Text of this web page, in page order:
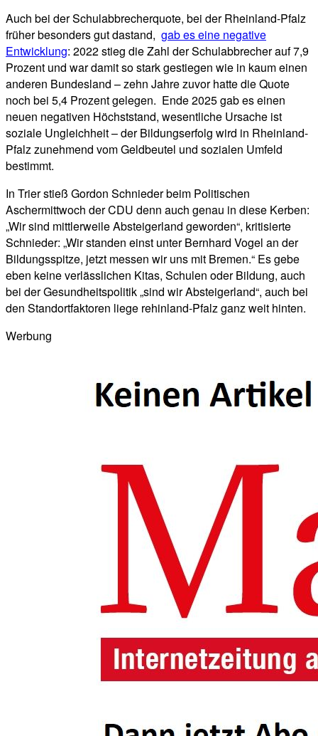
Auch bei der Schulabbrecherquote, bei der Rheinland-Pfalz
früher besonders gut dastand, gab es eine negative
Entwicklung: 2022 stieg die Zahl der Schulabbrecher auf 7,9
Prozent und war damit so stark gestiegen wie in kaum einen
anderen Bundesland – zehn Jahre zuvor hatte die Quote
noch bei 5,4 Prozent gelegen. Ende 2025 gab es einen
neuen negativen Höchststand, wesentliche Ursache ist
soziale Ungleichheit – der Bildungserfolg wird in Rheinland-
Pfalz zunehmend vom Geldbeutel und sozialen Umfeld
bestimmt.
In Trier stieß Gordon Schnieder beim Politischen
Aschermittwoch der CDU denn auch genau in diese Kerben:
„Wir sind mittlerweile Absteigerland geworden“, kritisierte
Schnieder: „Wir standen einst unter Bernhard Vogel an der
Bildungsspitze, jetzt messen wir uns mit Bremen.“ Es gebe
eben keine verlässlichen Kitas, Schulen oder Bildung, auch
bei der Gesundheitspolitik „sind wir Absteigerland“, auch bei
den Standortfaktoren liege rehinland-Pfalz ganz weit hinten.
Werbung